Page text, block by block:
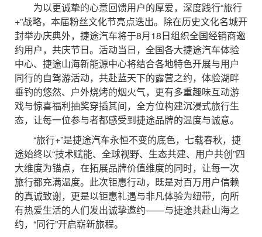
为以更诚挚的心意回馈用户的厚爱，深度践行“旅行
+”战略，本届粉丝文化节亮点迭出。除在历史文化名城开
封举办庆典外，捷途汽车将于8月18日组织全国经销商邀
约用户，共庆节日。活动当日，全国各大捷途汽车体验
中心、捷途山海新能源中心将结合各地特色开展与用户
同行的自驾游活动，共赴蓝天下的露营之约，体验湖畔
垂钓的悠然、户外烧烤的烟火气，更有多重趣味互动游
戏与惊喜福利抽奖穿插其间，全方位构建沉浸式旅行生
态，让每一位参与者都感受到捷途品牌的温度与诚意。
“旅行+”是捷途汽车永恒不变的底色，七载春秋，捷
途始终以“技术赋能、全球视野、生态共建、用户共创”四
大维度为锚点，在拓展品牌价值维度的同时，让每一次
旅行都充满温度。此次钜惠行动，既是对百万用户信赖
的真诚致谢，更是以钜惠礼遇与非凡体验为纽带，向所
有热爱生活的人们发出诚挚邀约——与捷途共赴山海之
约，“同行”开启崭新旅程。